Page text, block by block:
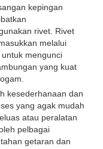
kepingan
rivet. Rivet
melalui
mengunci
yang kuat
kesederhanaan dan
yang agak mudah
atau peralatan
pelbagai
getaran dan